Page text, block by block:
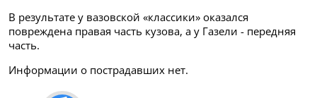
В результате у вазовской «классики» оказался
повреждена правая часть кузова, а у Газели - передняя
часть.
Информации о пострадавших нет.